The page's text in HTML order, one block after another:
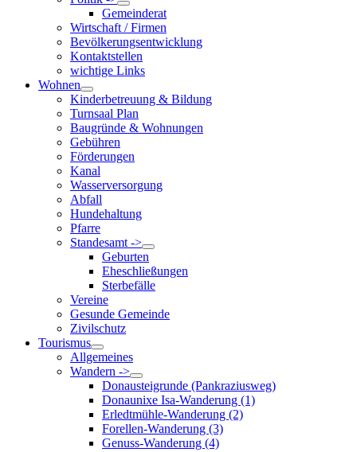
Gemeinderat
Wirtschaft / Firmen
Bevölkerungsentwicklung
Kontaktstellen
wichtige Links
Wohnen
Kinderbetreuung & Bildung
Turnsaal Plan
Baugründe & Wohnungen
Gebühren
Förderungen
Kanal
Wasserversorgung
Abfall
Hundehaltung
Pfarre
Standesamt ->
Geburten
Eheschließungen
Sterbefälle
Vereine
Gesunde Gemeinde
Zivilschutz
Tourismus
Allgemeines
Wandern ->
Donausteigrunde (Pankraziusweg)
Donaunixe Isa-Wanderung (1)
Erledtmühle-Wanderung (2)
Forellen-Wanderung (3)
Genuss-Wanderung (4)